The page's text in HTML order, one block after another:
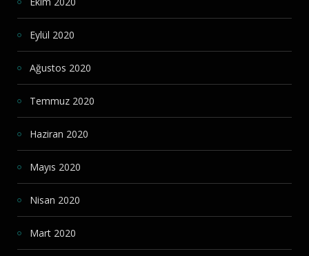
Eylül 2020
Ağustos 2020
Temmuz 2020
Haziran 2020
Mayıs 2020
Nisan 2020
Mart 2020